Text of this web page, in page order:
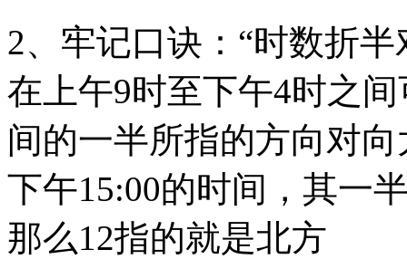
2、牢记口诀：“时数折
在上午9时至下午4时之
间的一半所指的方向对
下午15:00的时间，其一
那么12指的就是北方